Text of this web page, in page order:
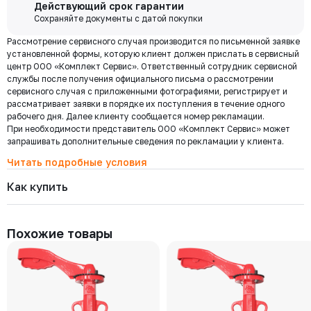
Давление номинальное
РУ 16
Диаметр номинальный
ДУ 80
14 366 ₽
201-050-16-П.01
Давление номинальное
РУ 16
Диаметр номинальный
ДУ 50
Наличие
Нет
Цена с НДС
12 072 ₽ Под заказ
Обмен документами через Диадок это обмен и подписание
любых документов без дублирования на бумаге. Приглашаем Вас
приступить к работе по обмену документами в электронном
виде.
Подробнее
Бесплатная
доставка по
Москве и
области при
заказе от 30
000 ₽
Региональная доставка
Мы стремимся сократить издержки по доставке заказов для наших
клиентов!
Москве. Условия доставки до терминалов ТК в других городах
терминала ТК оплачиваются отдельно.
Самовывоз
Осуществляется с 8:00 до 17:30 после полной оплаты заказа и по
предварительной договоренности с менеджером. Важно: Ваш
представитель должен иметь надлежаще заполненную доверенность
Действующий срок гарантии
Сохраняйте документы с датой покупки
Рассмотрение сервисного случая производится по письменной заявке
установленной формы, которую клиент должен прислать в сервисный
центр ООО «Комплект Сервис». Ответственный сотрудник сервисной
службы после получения официального письма о рассмотрении
сервисного случая с приложенными фотографиями, регистрирует и
рассматривает заявки в порядке их поступления в течение одного
рабочего дня. Далее клиенту сообщается номер рекламации.
При необходимости представитель ООО «Комплект Сервис» может
запрашивать дополнительные сведения по рекламации у клиента.
Читать подробные условия
Как купить
Выберите товары и добавьте
их в корзину
Заполните данные, выберите
доставку
Похожие товары